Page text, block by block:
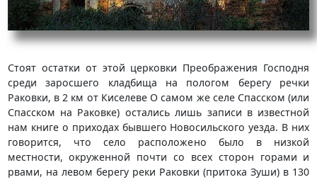
Стоят остатки от этой церковки Преображения Господня
среди заросшего кладбища на пологом берегу речки
Раковки, в 2 км от Киселеве О самом же селе Спасском (или
Спасском на Раковке) остались лишь записи в известной
нам книге о приходах бывшего Новосильского уезда. В них
говорится, что село расположено было в низкой
местности, окруженной почти со всех сторон горами и
рвами, на левом берегу реки Раковки (притока Зуши) в 130